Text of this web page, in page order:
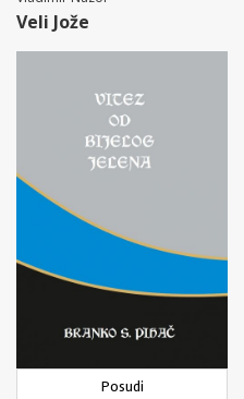
Veli Jože
Posudi